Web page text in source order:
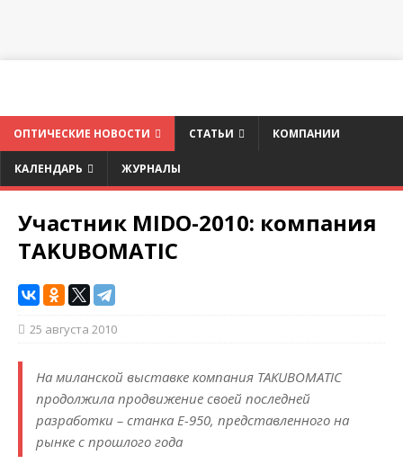
ОПТИЧЕСКИЕ НОВОСТИ СТАТЬИ КОМПАНИИ
КАЛЕНДАРЬ ЖУРНАЛЫ
Участник MIDO-2010: компания
TAKUBOMATIC
25 августа 2010
На миланской выставке компания TAKUBOMATIC
продолжила продвижение своей последней
разработки – станка E-950, представленного на
рынке с прошлого года